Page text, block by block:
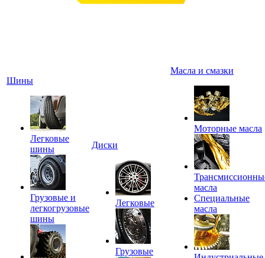
Шины
Легковые
шины
Грузовые и
легкогрузовые
шины
Диски
Легковые
Грузовые
Масла и смазки
Моторные масла
масла
Специальные
масла